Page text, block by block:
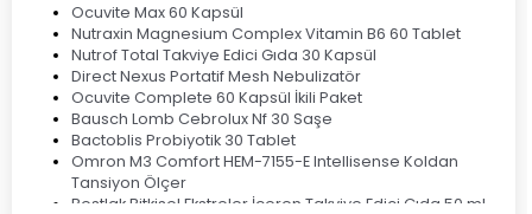
Ocuvite Max 60 Kapsül
Nutraxin Magnesium Complex Vitamin B6 60 Tablet
Nutrof Total Takviye Edici Gıda 30 Kapsül
Direct Nexus Portatif Mesh Nebulizatör
Ocuvite Complete 60 Kapsül İkili Paket
Bausch Lomb Cebrolux Nf 30 Saşe
Bactoblis Probiyotik 30 Tablet
Omron M3 Comfort HEM-7155-E Intellisense Koldan
Tansiyon Ölçer
Bestlak Bitkisel Ekstreler İçeren Takviye Edici Gıda 50 ml